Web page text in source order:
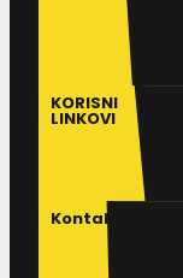
KORISNI
LINKOVI
Kontakt